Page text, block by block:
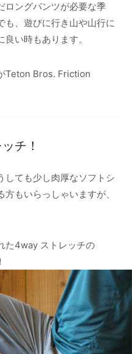
ロングパンツが必要な季
も、遊びに行き山や山行に
い時もあります。
Teton Bros. Friction
チ！
しても少し肉厚なソフトシ
もいらっしゃいますが、
た4way ストレッチの